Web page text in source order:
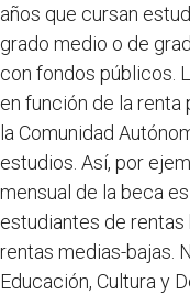
años que cursan
grado medio o de
con fondos públicos.
en función de la renta
la Comunidad
estudios. Así, por
mensual de la beca
estudiantes de rentas
rentas medias-bajas.
Educación, Cultura y